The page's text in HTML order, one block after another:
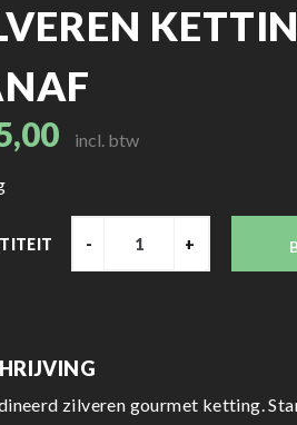
incl. btw
- +
zilveren gourmet ketting.